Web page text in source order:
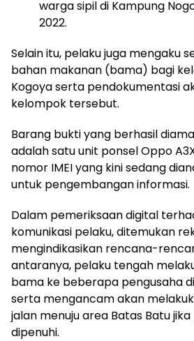
warga sipil di Kampung
2022.
Selain itu, pelaku juga mengaku
bahan makanan (bama) bagi
Kogoya serta pendokumentasi
kelompok tersebut.
Barang bukti yang berhasil
adalah satu unit ponsel Oppo
nomor IMEI yang kini sedang
untuk pengembangan informasi.
Dalam pemeriksaan digital
komunikasi pelaku, ditemukan
mengindikasikan rencana-
antaranya, pelaku tengah
bama ke beberapa pengusaha
serta mengancam akan
jalan menuju area Batas Batu
dipenuhi.